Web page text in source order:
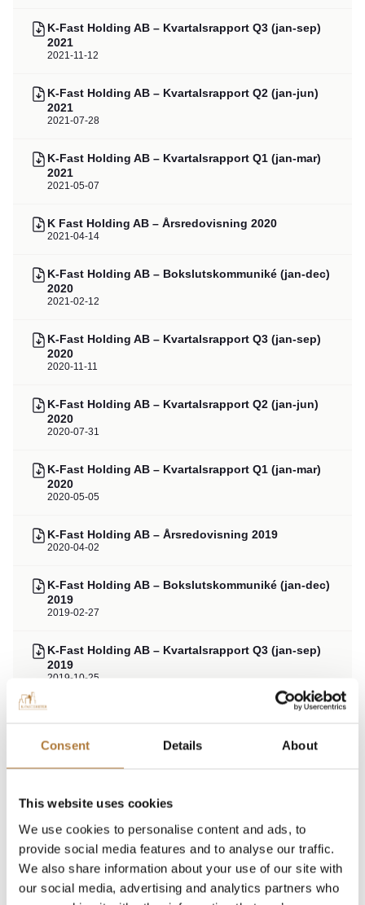
Consent Details About
This website uses cookies
We use cookies to personalise content and ads, to
provide social media features and to analyse our traffic.
We also share information about your use of our site with
our social media, advertising and analytics partners who
K-Fast Holding AB – Kvartalsrapport Q3 (jan-sep)
2021
2021-11-12
K-Fast Holding AB – Kvartalsrapport Q2 (jan-jun)
2021
2021-07-28
K-Fast Holding AB – Kvartalsrapport Q1 (jan-mar)
2021
2021-05-07
K Fast Holding AB – Årsredovisning 2020
2021-04-14
K-Fast Holding AB – Bokslutskommuniké (jan-dec)
2020
2021-02-12
K-Fast Holding AB – Kvartalsrapport Q3 (jan-sep)
2020
2020-11-11
K-Fast Holding AB – Kvartalsrapport Q2 (jan-jun)
2020
2020-07-31
K-Fast Holding AB – Kvartalsrapport Q1 (jan-mar)
2020
2020-05-05
K-Fast Holding AB – Årsredovisning 2019
2020-04-02
K-Fast Holding AB – Bokslutskommuniké (jan-dec)
2019
2019-02-27
K-Fast Holding AB – Kvartalsrapport Q3 (jan-sep)
2019
2019-10-25
K-Fast Holding AB – Årsredovisning 2017
K-Fast Holding AB – Årsredovisning 2022 (pdf)
2022